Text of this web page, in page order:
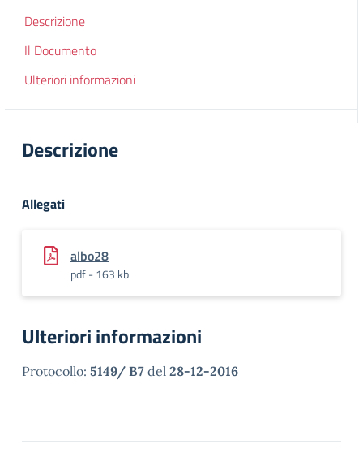
Descrizione
Il Documento
Ulteriori informazioni
Descrizione
Allegati
albo28
pdf - 163 kb
Ulteriori informazioni
Protocollo: 5149/ B7 del 28-12-2016